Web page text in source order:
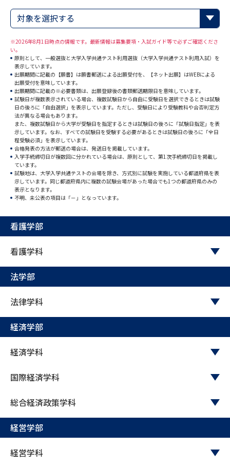
留学・進学関連、塾・予備校
大学入学共通テスト「受験案
大学入学共通テスト「受験上の
配慮案内」の請求
高等学校卒業程度認定試験
幼稚園教員資格認定試験 小学校教員資格認定試験
高等学校（情報）教員資格認定
試験
大学研究 大学検索
大学で学べる内容や特徴を調べる
新増設大学・学部・学科特集
データサイエンス特集
デジタルパンフレット
新学年スタート号特集ページ
SELFBRAND特集ページ
来場型・Web型イベント特集 夢ナビライブ
対象を選択する
※2026年8月1日時点の情報です。最新情報は募集要項・入試ガイド等で必ずご確認くださ
い。
原則として、一般選抜と大学入学共通テスト利用選抜（大学入学共通テスト利用入試）を
表示しています。
出願期間に記載の【願書】は願書郵送による出願受付を、【ネット出願】はWEBによる
出願受付を意味しています。
出願期間に記載の※必要書類は、出願登録後の書類郵送期限日を意味しています。
試験日が複数表示されている場合、複数試験日から自由に受験日を選択できるときは試験
日の後ろに「自由選択」を表示しています。ただし、受験日により受験教科や合否判定方
法が異なる場合もあります。
また、複数試験日から大学が受験日を指定するときは試験日の後ろに「試験日指定」を表
示しています。なお、すべての試験日を受験する必要があるときは試験日の後ろに「全日
程受験必須」を表示しています。
合格発表の方法が郵送の場合は、発送日を掲載しています。
入学手続締切日が複数回に分かれている場合は、原則として、第1次手続締切日を掲載し
ています。
試験地は、大学入学共通テストの会場を除き、方式別に試験を実施している都道府県を表
示しています。同じ都道府県内に複数の試験会場があった場合でも1つの都道府県のみの
表示となります。
不明、未公表の項目は「－」となっています。
看護学部
看護学科
法学部
法律学科
経済学部
経済学科
国際経済学科
総合経済政策学科
経営学部
経営学科